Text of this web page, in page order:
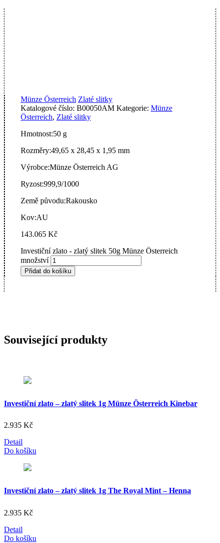
Münze Österreich Zlaté slitky
Katalogové číslo: B00050AM Kategorie: Münze
Österreich, Zlaté slitky
Hmotnost:50 g
Rozměry:49,65 x 28,45 x 1,95 mm
Výrobce:Münze Österreich AG
Ryzost:999,9/1000
Země původu:Rakousko
Kov:AU
143.065 Kč
Investiční zlato - zlatý slitek 50g Münze Österreich
množství
Přidat do košíku
Související produkty
Investiční zlato – zlatý slitek 1g Münze Österreich Kinebar
2.935 Kč
Detail
Do košíku
Investiční zlato – zlatý slitek 1g The Royal Mint – Henna
2.935 Kč
Detail
Do košíku